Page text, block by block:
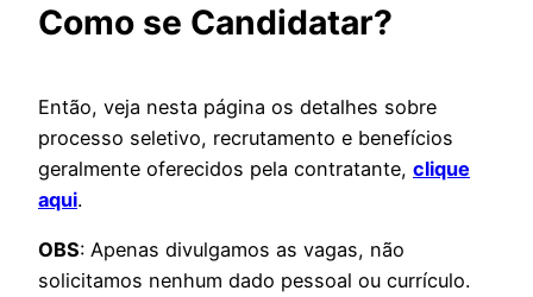
Como se Candidatar?
Então, veja nesta página os detalhes sobre
processo seletivo, recrutamento e benefícios
geralmente oferecidos pela contratante, clique
aqui.
OBS: Apenas divulgamos as vagas, não
solicitamos nenhum dado pessoal ou currículo.